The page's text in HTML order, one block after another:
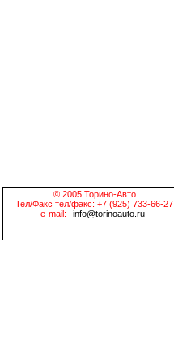
© 2005 Торино-Авто
Тел/Факс тел/факс: +7 (925) 733-66-27
e-mail:
info@torinoauto.ru